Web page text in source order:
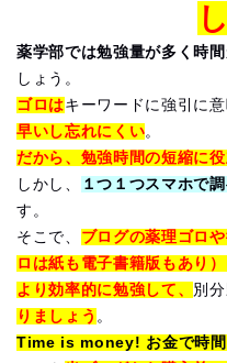
薬学部では勉強量が多く時
しょう。
ゴロはキーワードに強引に
早いし忘れにくい。
だから、勉強時間の短縮に役
しかし、
１つ１つスマホで
す。
そこで、 ブログの薬理ゴロ
ロは紙も電子書籍版もあり
より効率的に勉強して、 別
りましょう 。
Time is money! お金で時間